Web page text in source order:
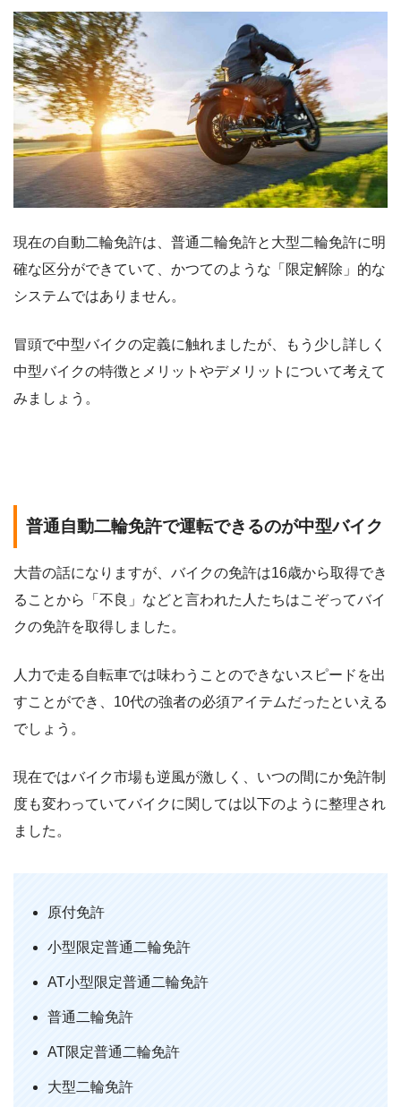
現在の自動二輪免許は、普通二輪免許と大型二輪免許に明
確な区分ができていて、かつてのような「限定解除」的な
システムではありません。
冒頭で中型バイクの定義に触れましたが、もう少し詳しく
中型バイクの特徴とメリットやデメリットについて考えて
みましょう。
普通自動二輪免許で運転できるのが中型バイク
大昔の話になりますが、バイクの免許は16歳から取得でき
ることから「不良」などと言われた人たちはこぞってバイ
クの免許を取得しました。
人力で走る自転車では味わうことのできないスピードを出
すことができ、10代の強者の必須アイテムだったといえる
でしょう。
現在ではバイク市場も逆風が激しく、いつの間にか免許制
度も変わっていてバイクに関しては以下のように整理され
ました。
原付免許
小型限定普通二輪免許
AT小型限定普通二輪免許
普通二輪免許
AT限定普通二輪免許
大型二輪免許